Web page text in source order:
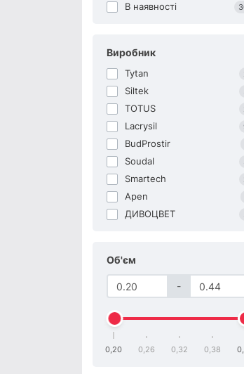
В наявності
Виробник
Tytan
Siltek
TOTUS
Lacrysil
BudProstir
Soudal
Smartech
Apen
ДИВОЦВЕТ
Об'єм
-
0,20 0,26 0,32 0,38